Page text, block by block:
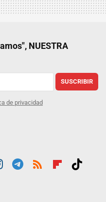
NUESTRA
SUSCRIBIR
de privacidad